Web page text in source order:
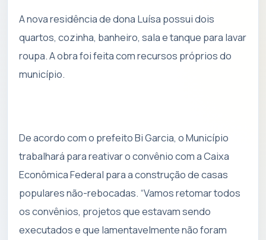
A nova residência de dona Luísa possui dois
quartos, cozinha, banheiro, sala e tanque para lavar
roupa. A obra foi feita com recursos próprios do
município.
De acordo com o prefeito Bi Garcia, o Município
trabalhará para reativar o convênio com a Caixa
Econômica Federal para a construção de casas
populares não-rebocadas. “Vamos retomar todos
os convênios, projetos que estavam sendo
executados e que lamentavelmente não foram